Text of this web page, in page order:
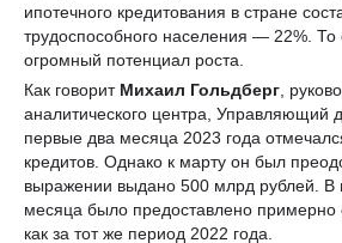
ипотечного кредитования в стране
трудоспособного населения — 22%. То
огромный потенциал роста.
Как говоритМихаил Гольдберг ,
аналитического центра,
первые два месяца 2023 года
кредитов. Однако к марту он был
выражении выдано 500 млрд рублей. В
месяца было предоставлено примерно
как за тот же период 2022 года.